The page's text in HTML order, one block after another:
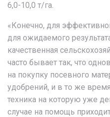
6,0-10,0 т/га.
«Конечно, для
для ожидаемого
качественная
часто бывает так, что
на покупку посевного
удобрений, и в то же
техника на которую уже
случае на помощь